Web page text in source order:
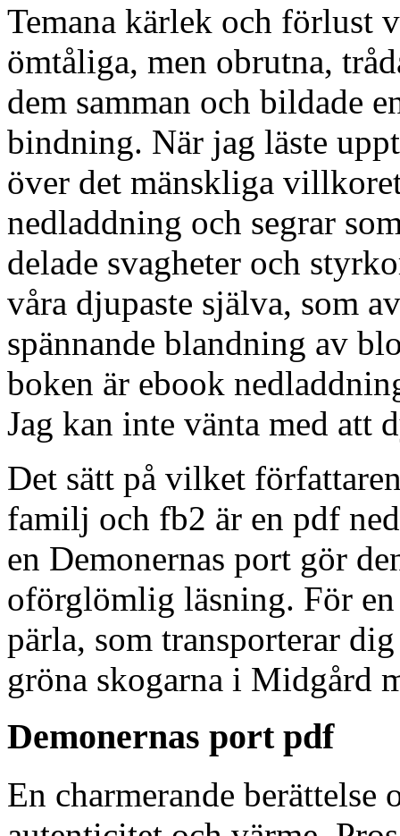
Temana kärlek och förlust
ömtåliga, men obrutna,
dem samman och bildade
bindning. När jag läste
över det mänskliga
nedladdning och segrar
delade svagheter och
våra djupaste själva, som
spännande blandning av
boken är ebook
Jag kan inte vänta med att
Det sätt på vilket
familj och fb2 är en pdf
en Demonernas port gör
oförglömlig läsning. För
pärla, som transporterar
gröna skogarna i Midgård
Demonernas port pdf
En charmerande